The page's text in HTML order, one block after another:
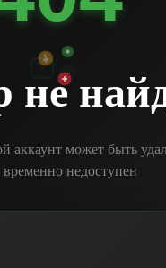
не
аккаунт может быть
недоступен